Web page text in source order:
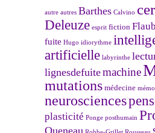
autre autres Barthes Calvino
Deleuze esprit fiction
fuite Hugo idiorythme
artificielle labyrinthe
lignesdefuitemachine
mutations médecine
neurosciences
plasticité Ponge posthumain
Queneau